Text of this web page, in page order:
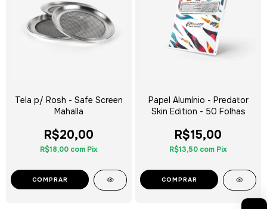
Tela p/ Rosh - Safe Screen
Mahalla
R$20,00
R$18,00 com Pix
Papel Alumínio - Predator
Skin Edition - 50 Folhas
R$15,00
R$13,50 com Pix